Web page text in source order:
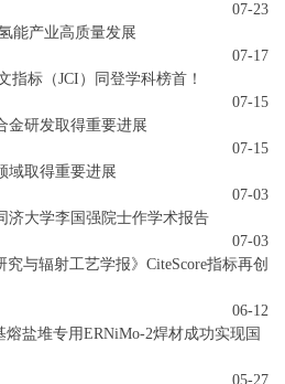
07-23
能产业高质量发展
07-17
指标（JCI）同登学科榜首！
07-15
金研发取得重要进展
07-15
域取得重要进展
07-03
大学李国强院士作学术报告
07-03
究与辐射工艺学报》CiteScore指标再创
06-12
盐堆专用ERNiMo-2焊材成功实现国
05-27